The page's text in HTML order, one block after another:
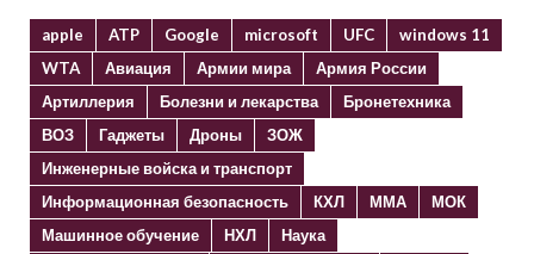
apple ATP Google microsoft UFC
windows 11
WTA
Авиация Армии мира
Армия России
Артиллерия
Болезни и лекарства
Бронетехника
ВОЗ
Гаджеты Дроны
ЗОЖ
Инженерные войска и транспорт
Информационная безопасность
КХЛ ММА
МОК
Машинное обучение
НХЛ
Наука